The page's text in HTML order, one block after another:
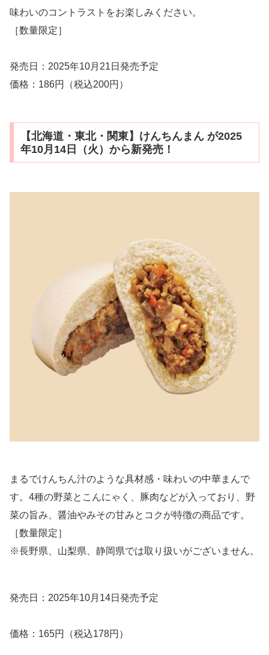
味わいのコントラストをお楽しみください。
［数量限定］
発売日：2025年10月21日発売予定
価格：186円（税込200円）
【北海道・東北・関東】けんちんまん が2025
年10月14日（火）から新発売！
まるでけんちん汁のような具材感・味わいの中華まんで
す。4種の野菜とこんにゃく、豚肉などが入っており、野
菜の旨み、醤油やみその甘みとコクが特徴の商品です。
［数量限定］
※長野県、山梨県、静岡県では取り扱いがございません。
発売日：2025年10月14日発売予定
価格：165円（税込178円）